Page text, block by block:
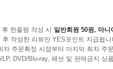
한줄평 작성 시 일반회원 50원, 마니
후 작성한 리뷰만 YES포인트 지급됩니
차 주문확정 시점부터 마지막 회차 주
LP, DVD/Blu-ray, 패션 및 판매금지 상